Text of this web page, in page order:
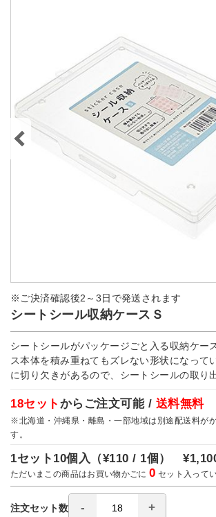
※ご決済確認後2～3日で発送されます
シートシール収納ケースＳ
シートシールがパッケージごと入る収納ケー
ス本体を積み重ねてもズレない形状になって
に切り欠きがあるので、シートシールの取り
18セット からご注文可能 / 送料無料
※北海道・沖縄県・離島・一部地域は別途配送料が
す。
1セット10個入（¥110 / 1個）
ただいまこの商品はお買い物かごに0 セット入って
注文セット数